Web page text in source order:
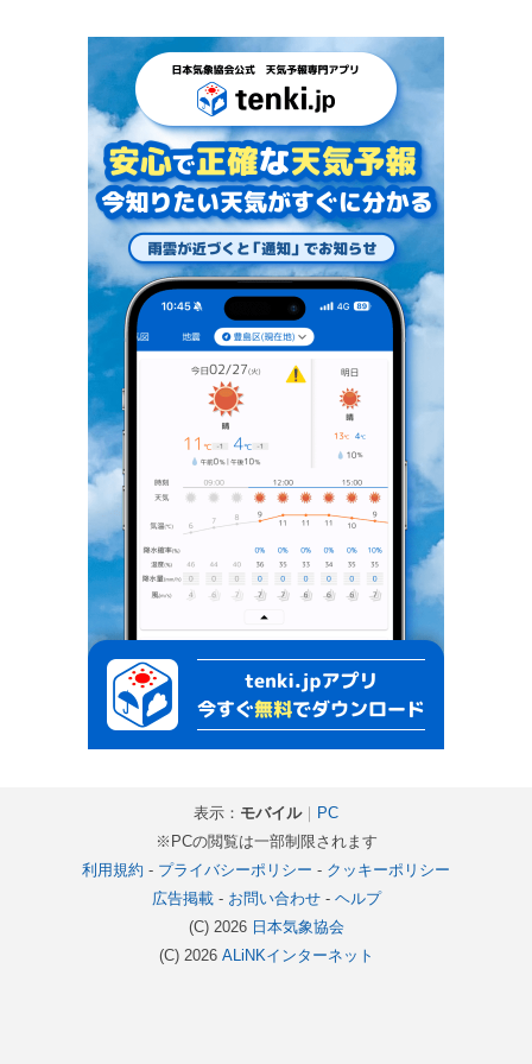
表示： モバイル｜
PC
※PCの閲覧は一部制限されます
利用規約 - プライバシーポリシー - クッキーポリシー
広告掲載- お問い合わせ- ヘルプ
(C) 2026 日本気象協会
(C) 2026 ALiNKインターネット